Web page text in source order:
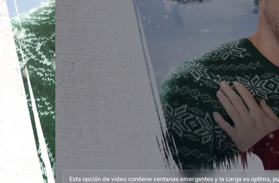
Esta opción de video contiene ventanas emergentes y la carga es optima,